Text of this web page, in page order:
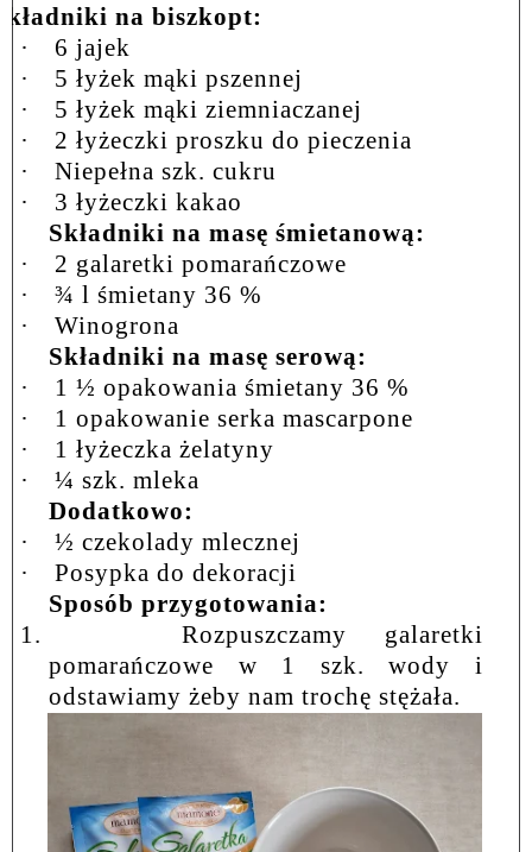
na biszkopt:
·
6 jajek
·
5 łyżek mąki pszennej
·
5 łyżek mąki ziemniaczanej
·
2 łyżeczki proszku do pieczenia
·
Niepełna szk. cukru
·
3 łyżeczki kakao
Składniki na masę śmietanową:
·
2 galaretki pomarańczowe
·
¾ l śmietany 36 %
·
Winogrona
Składniki na masę serową:
·
1 ½ opakowania śmietany 36 %
·
1 opakowanie serka mascarpone
·
1 łyżeczka żelatyny
·
¼ szk. mleka
Dodatkowo:
·
½ czekolady mlecznej
·
Posypka do dekoracji
Sposób przygotowania:
1.
Rozpuszczamy galaretki
pomarańczowe w 1 szk. wody i
odstawiamy żeby nam trochę stężała.